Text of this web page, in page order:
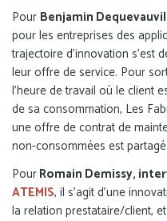
Pour Benjamin
pour les entreprises des
trajectoire d’innovation s’est
leur offre de service. Pour
l’heure de travail où le client
de sa consommation, Les
une offre de contrat de
non-consommées est
PourRomain Demissy,
ATEMIS, il s’agit d’une
la relation prestataire/client,